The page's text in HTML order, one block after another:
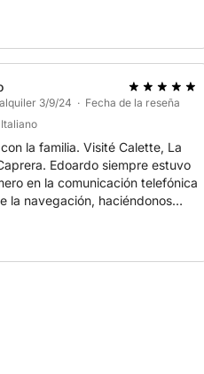
3/9/24 · Fecha de la reseña
la familia. Visité Calette, La
Edoardo siempre estuvo
en la comunicación telefónica
la navegación, haciéndonos
por el mar. Almuerzo